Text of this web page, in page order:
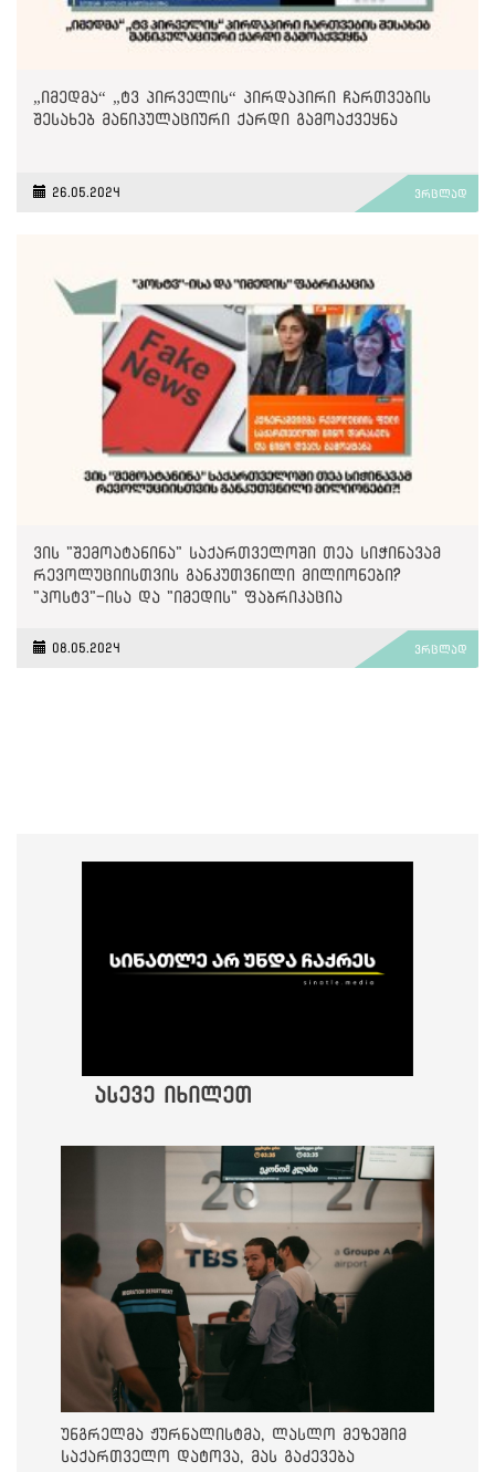
„იმედმა“ „ტვ პირველის“ პირდაპირი ჩართვების
შესახებ მანიპულაციური ქარდი გამოაქვეყნა
26.05.2024 ვრცლად
ვის "შემოატანინა" საქართველოში თეა სიჭინავამ
რევოლუციისთვის განკუთვნილი მილიონები?
"პოსტვ"-ისა და "იმედის" ფაბრიკაცია
08.05.2024 ვრცლად
ასევე იხილეთ
უნგრელმა ჟურნალისტმა, ლასლო მეზეშიმ
საქართველო დატოვა, მას გაძევება